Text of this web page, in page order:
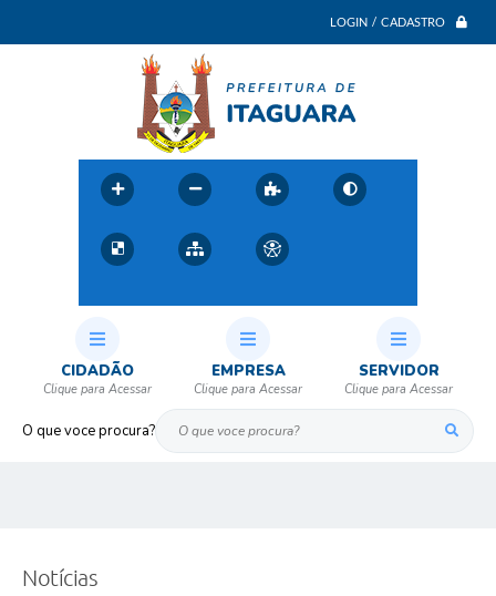
LOGIN / CADASTRO
O que voce procura?
CIDADÃO EMPRESA SERVIDOR
Notícias